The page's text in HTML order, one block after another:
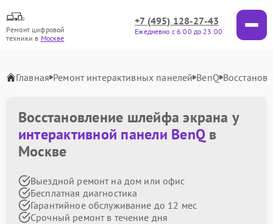
Ремонт цифровой
техники в Москве
+7 (495) 128-27-43
Ежедневно с 6:00 до 23:00
Главная Ремонт интерактивных панелей BenQ
Восстановление шлейфа экрана у
интерактивной панели BenQ в
Москве
Выездной ремонт на дом или офис
Бесплатная диагностика
Гарантийное обслуживание до 12 мес
Срочный ремонт в течение дня